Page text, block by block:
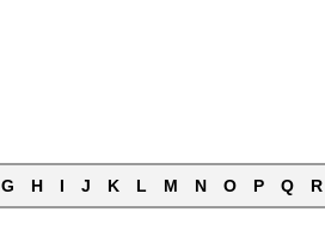
G H I J K L M N O P Q R